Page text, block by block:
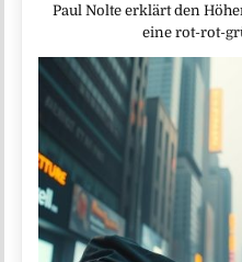
Paul Nolte erklärt den
eine rot-rot-